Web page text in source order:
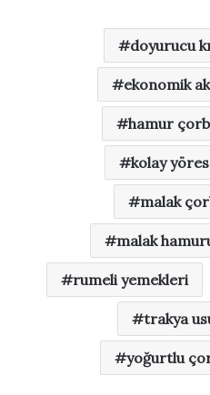
doyurucu
ekonomik
hamur
kolay
malak
malak
rumeli yemekleri
trakya
yoğurtlu